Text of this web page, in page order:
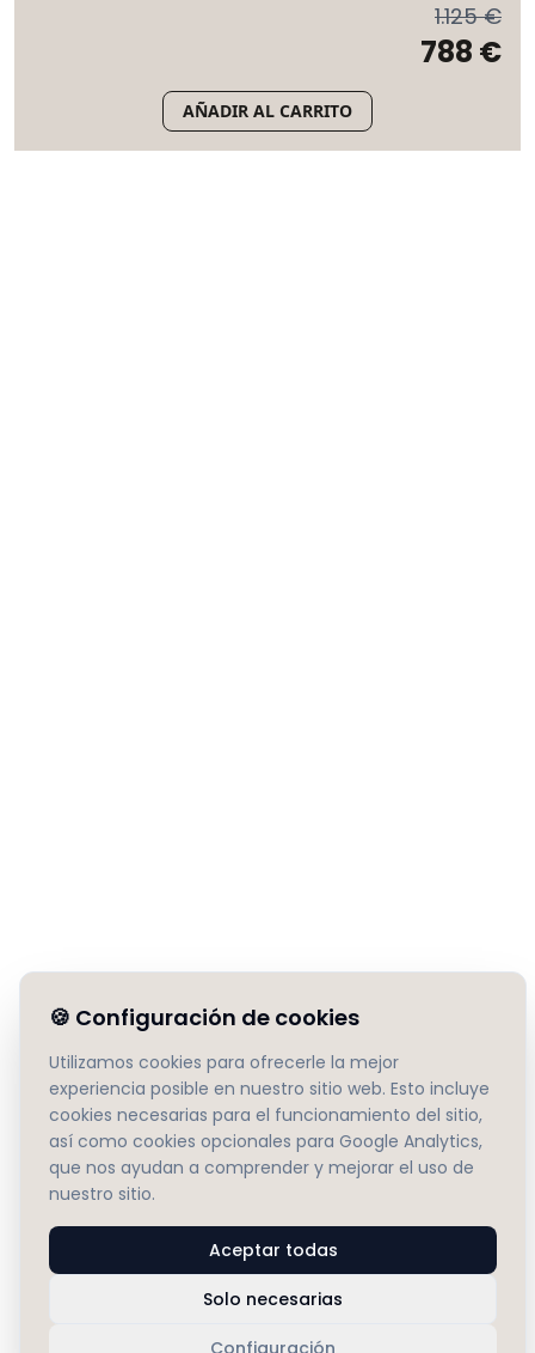
1.125 €
788 €
AÑADIR AL CARRITO
🍪 Configuración de cookies
Utilizamos cookies para ofrecerle la mejor
experiencia posible en nuestro sitio web. Esto incluye
cookies necesarias para el funcionamiento del sitio,
así como cookies opcionales para Google Analytics,
que nos ayudan a comprender y mejorar el uso de
nuestro sitio.
Aceptar todas
Solo necesarias
Configuración